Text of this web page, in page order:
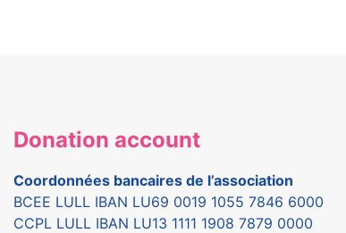
Donation account
Coordonnées bancaires de l’association
BCEE LULL IBAN LU69 0019 1055 7846 6000
CCPL LULL IBAN LU13 1111 1908 7879 0000